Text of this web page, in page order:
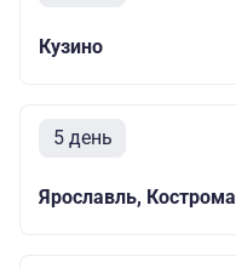
Кузино
5 день
Ярославль, Кострома